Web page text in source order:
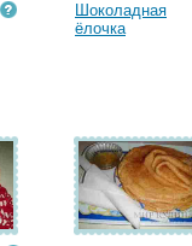
Шоколадная
ёлочка